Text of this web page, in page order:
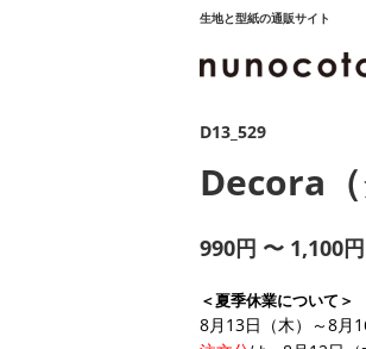
生地と型紙の通販サイト
D13_529
Decora（
990円 〜 1,100円
＜夏季休業について＞
8月13日（木）～8月